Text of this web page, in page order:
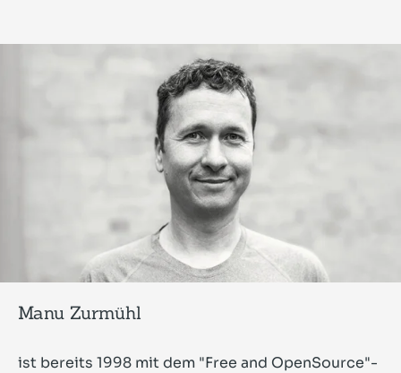
Manu Zurmühl
ist bereits 1998 mit dem "Free and OpenSource"-